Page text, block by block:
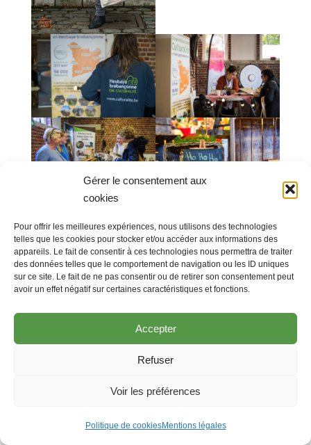
Gérer le consentement aux
cookies
Pour offrir les meilleures expériences, nous utilisons des technologies
telles que les cookies pour stocker et/ou accéder aux informations des
appareils. Le fait de consentir à ces technologies nous permettra de traiter
des données telles que le comportement de navigation ou les ID uniques
sur ce site. Le fait de ne pas consentir ou de retirer son consentement peut
avoir un effet négatif sur certaines caractéristiques et fonctions.
Accepter
Refuser
Voir les préférences
Politique de cookiesMentions légales